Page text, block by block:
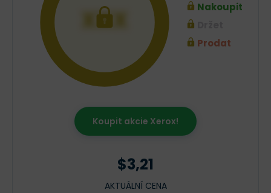
XXX
Nakoupit
Prodat
Koupit akcie Xerox!
$3,21
AKTUÁLNÍ CENA